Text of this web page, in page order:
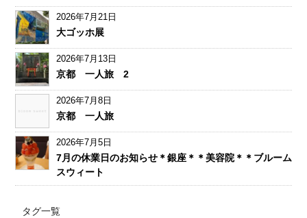
2026年7月21日
大ゴッホ展
2026年7月13日
京都 一人旅 2
2026年7月8日
京都 一人旅
2026年7月5日
7月の休業日のお知らせ＊銀座＊＊美容院＊＊ブルーム
スウィート
タグ一覧